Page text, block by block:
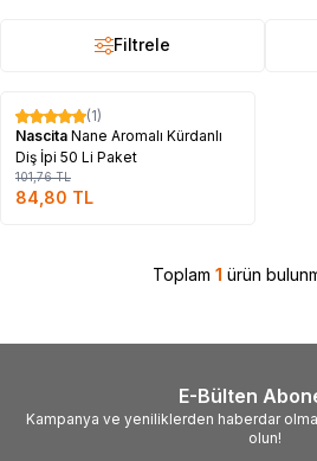
Filtrele
%17
(1)
Nascita Nane Aromalı Kürdanlı
Diş İpi 50 Li Paket
101,76TL
84,80 TL
Toplam 1 ürün
E-Bülten
Kampanya ve yeniliklerden haberdar
olun!